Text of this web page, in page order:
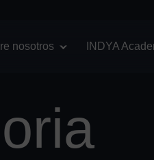
nosotros INDYA